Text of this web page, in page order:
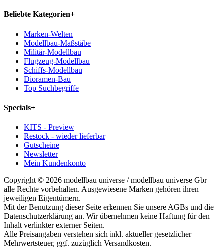
Beliebte Kategorien+
Marken-Welten
Modellbau-Maßstäbe
Militär-Modellbau
Flugzeug-Modellbau
Schiffs-Modellbau
Dioramen-Bau
Top Suchbegriffe
Specials+
KITS - Preview
Restock - wieder lieferbar
Gutscheine
Newsletter
Mein Kundenkonto
Copyright © 2026 modellbau universe / modellbau universe Gbr
alle Rechte vorbehalten. Ausgewiesene Marken gehören ihren
jeweiligen Eigentümern.
Mit der Benutzung dieser Seite erkennen Sie unsere AGBs und die
Datenschutzerklärung an. Wir übernehmen keine Haftung für den
Inhalt verlinkter externer Seiten.
Alle Preisangaben verstehen sich inkl. aktueller gesetzlicher
Mehrwertsteuer, ggf. zuzüglich Versandkosten.